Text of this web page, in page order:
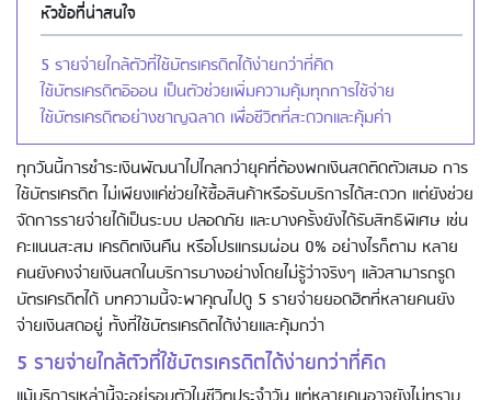
หัวข้อที่น่าสนใจ
5 รายจ่ายใกล้ตัวที่ใช้บัตรเครดิตได้ง่ายกว่าที่คิด
ใช้บัตรเครดิตอิออน เป็นตัวช่วยเพิ่มความคุ้มทุกการใช้จ่าย
ใช้บัตรเครดิตอย่างชาญฉลาด เพื่อชีวิตที่สะดวกและคุ้มค่า
ทุกวันนี้การชำระเงินพัฒนาไปไกลกว่ายุคที่ต้องพกเงินสดติดตัวเสมอ การ
ใช้บัตรเครดิต ไม่เพียงแค่ช่วยให้ซื้อสินค้าหรือรับบริการได้สะดวก แต่ยังช่วย
จัดการรายจ่ายได้เป็นระบบ ปลอดภัย และบางครั้งยังได้รับสิทธิพิเศษ เช่น
คะแนนสะสม เครดิตเงินคืน หรือโปรแกรมผ่อน 0% อย่างไรก็ตาม หลาย
คนยังคงจ่ายเงินสดในบริการบางอย่างโดยไม่รู้ว่าจริงๆ แล้วสามารถรูด
บัตรเครดิตได้ บทความนี้จะพาคุณไปดู 5 รายจ่ายยอดฮิตที่หลายคนยัง
จ่ายเงินสดอยู่ ทั้งที่ใช้บัตรเครดิตได้ง่ายและคุ้มกว่า
5 รายจ่ายใกล้ตัวที่ใช้บัตรเครดิตได้ง่ายกว่าที่คิด